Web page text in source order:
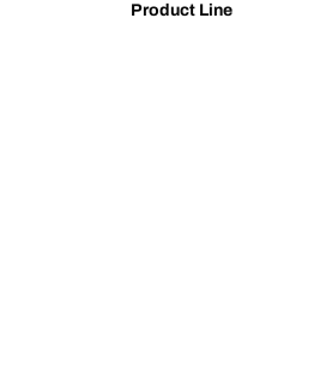
Product Line